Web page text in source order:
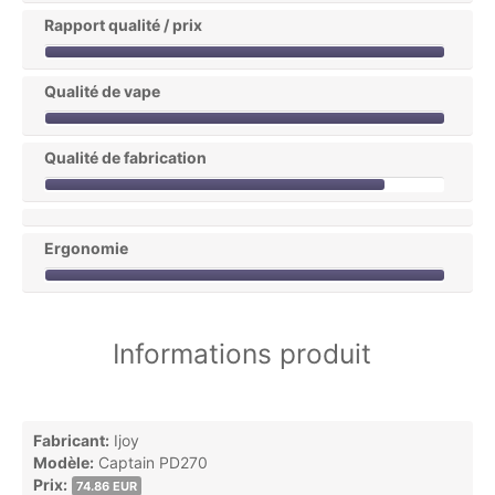
Rapport qualité / prix
Qualité de vape
Qualité de fabrication
Ergonomie
Informations produit
Fabricant: Ijoy
Modèle: Captain PD270
Prix: 74.86 EUR